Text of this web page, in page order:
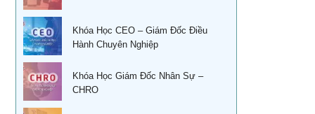
Khóa học đàm phán thương lượng
Khóa Học Kỹ năng bán hàng hiệu quả
Khóa học Thuyết Trình Trước Đám Đông
Khoá học Tài chính doanh nghiệp
Ứng dụng phong thủy vào xây dựng thương hiệu
Sống khỏe trẻ đẹp – Nghệ thuật ăn uống cân bằng âm
dương
Khoá học nhân tướng học Nâng Cao trong quản trị nhân
sự TPHCM
Khóa Học CEO – Giám Đốc Điều
Hành Chuyên Nghiệp
Khóa Học Giám Đốc Nhân Sự –
CHRO